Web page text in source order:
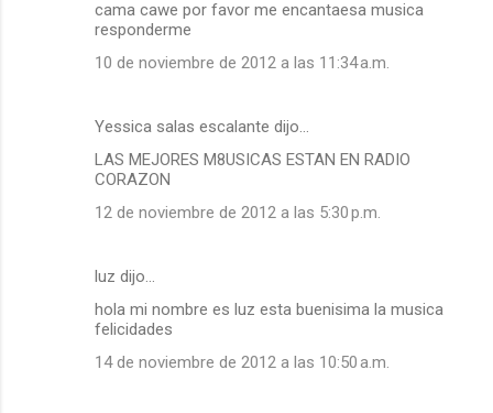
cama cawe por favor me encantaesa musica
responderme
10 de noviembre de 2012 a las 11:34 a.m.
Yessica salas escalante dijo…
LAS MEJORES M8USICAS ESTAN EN RADIO
CORAZON
12 de noviembre de 2012 a las 5:30 p.m.
luz dijo…
hola mi nombre es luz esta buenisima la musica
felicidades
14 de noviembre de 2012 a las 10:50 a.m.